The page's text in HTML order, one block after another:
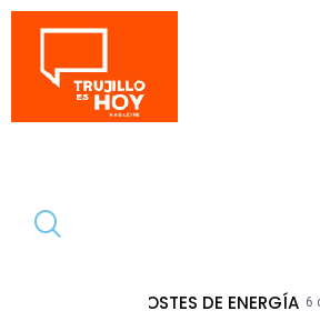
6 de agosto de 2026